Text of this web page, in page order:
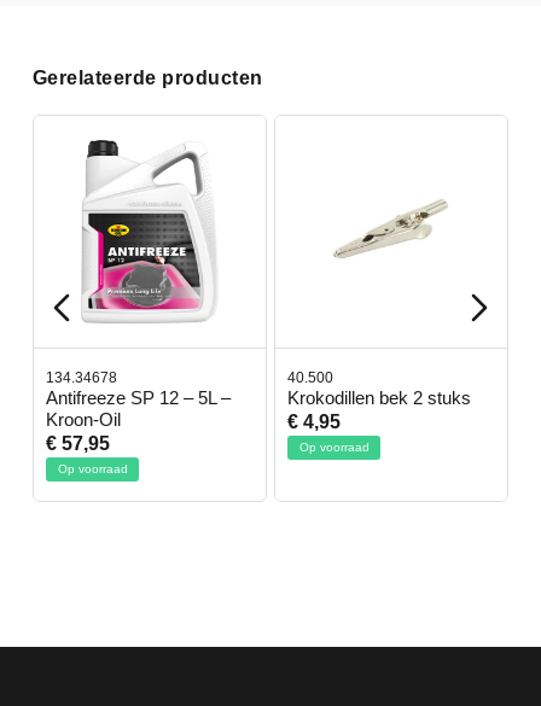
Gerelateerde producten
134.34678
Antifreeze SP 12 – 5L –
Kroon-Oil
€ 57,95
Op voorraad
40.500
Krokodillen bek 2 stuks
€ 4,95
Op voorraad